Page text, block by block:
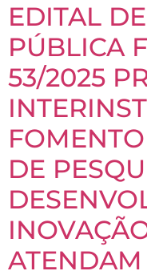
EDITAL
PÚBLICA
53/2025
DE